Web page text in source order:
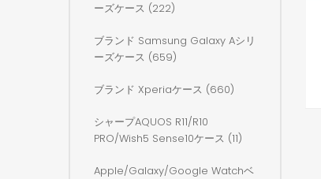
ーズケース (222)
ブランド Samsung Galaxy Aシリ
ーズケース (659)
ブランド Xperiaケース (660)
シャープAQUOS R11/R10
PRO/wish5 Sense10ケース (11)
Apple/galaxy/google Watchベ